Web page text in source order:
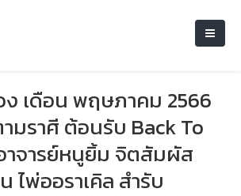
เดือน พฤษภาคม 2566
มราศี ต้อนรับ Back To
าจารย์หนูยิ้ม จิตสัมผัส
ไพ่ออราเคิล สำรับ